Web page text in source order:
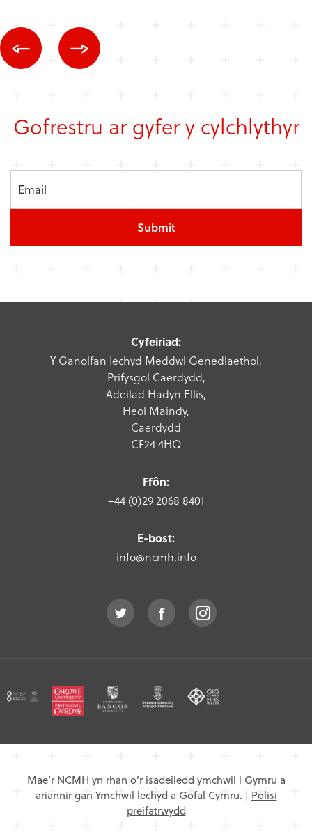
Gofrestru ar gyfer y cylchlythyr
Submit
Cyfeiriad:
Y Ganolfan Iechyd Meddwl Genedlaethol,
Prifysgol Caerdydd,
Adeilad Hadyn Ellis,
Heol Maindy,
Caerdydd
CF24 4HQ
Ffôn:
+44 (0)29 2068 8401
E-bost:
info@ncmh.info
Mae’r NCMH yn rhan o’r isadeiledd ymchwil i Gymru a
ariannir gan Ymchwil lechyd a Gofal Cymru. | Polisi
preifatrwydd